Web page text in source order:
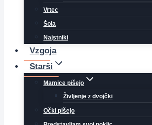
Vrtec
Šola
Najstniki
Vzgoja
Starši
Mamice pišejo
Življenje z dvojčki
Očki pišejo